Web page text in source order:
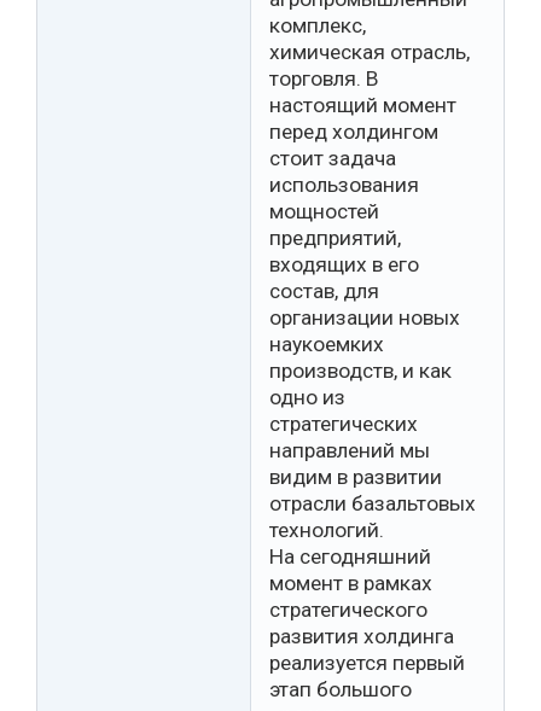
комплекс,
химическая отрасль,
торговля. В
настоящий момент
перед холдингом
стоит задача
использования
мощностей
предприятий,
входящих в его
состав, для
организации новых
наукоемких
производств, и как
одно из
стратегических
направлений мы
видим в развитии
отрасли базальтовых
технологий.
На сегодняшний
момент в рамках
стратегического
развития холдинга
реализуется первый
этап большого